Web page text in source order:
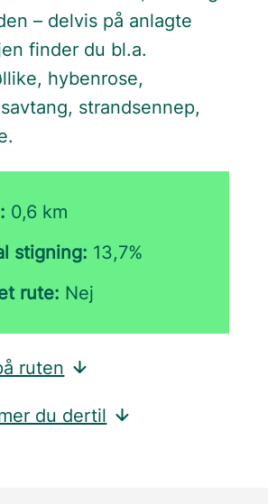
– delvis på anlagte
finder du bl.a.
hybenrose,
strandsennep,
0,6 km
stigning: 13,7%
rute: Nej
ruten
du dertil